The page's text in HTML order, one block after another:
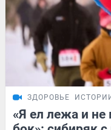
ЗДОРОВЬЕ
«Я ел лежа и не